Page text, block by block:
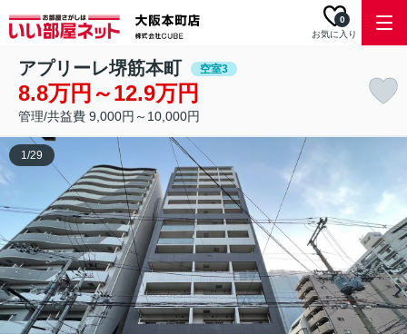
お気に入り
0
アプリーレ堺筋本町 空室3
8.8万円～12.9万円
管理/共益費 9,000円～10,000円
1/29